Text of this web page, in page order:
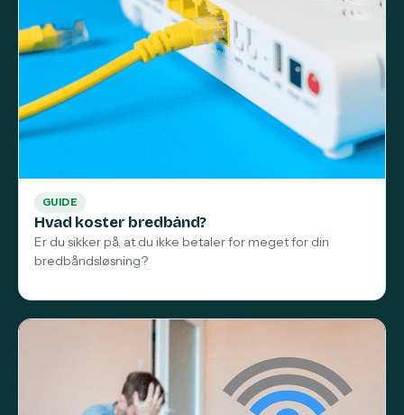
GUIDE
Hvad koster bredbånd?
Er du sikker på, at du ikke betaler for meget for din
bredbåndsløsning?